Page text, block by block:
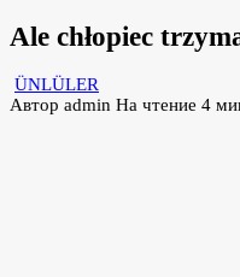
Ale chłopiec
ÜNLÜLER
Автор admin На чтение 4